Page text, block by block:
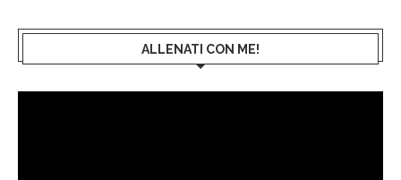
ALLENATI CON ME!